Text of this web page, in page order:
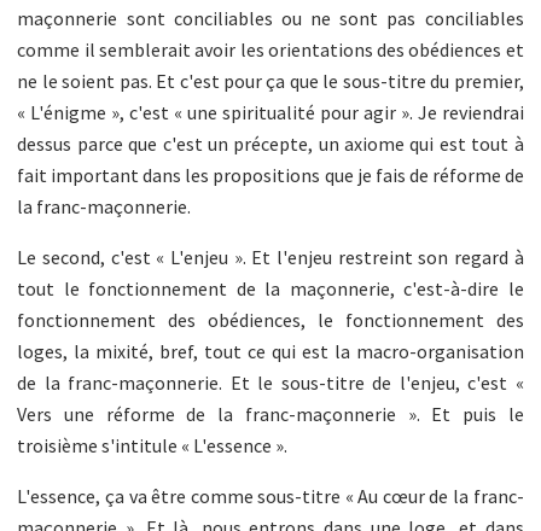
maçonnerie sont conciliables ou ne sont pas conciliables
comme il semblerait avoir les orientations des obédiences et
ne le soient pas. Et c'est pour ça que le sous-titre du premier,
« L'énigme », c'est « une spiritualité pour agir ». Je reviendrai
dessus parce que c'est un précepte, un axiome qui est tout à
fait important dans les propositions que je fais de réforme de
la franc-maçonnerie.
Le second, c'est « L'enjeu ». Et l'enjeu restreint son regard à
tout le fonctionnement de la maçonnerie, c'est-à-dire le
fonctionnement des obédiences, le fonctionnement des
loges, la mixité, bref, tout ce qui est la macro-organisation
de la franc-maçonnerie. Et le sous-titre de l'enjeu, c'est «
Vers une réforme de la franc-maçonnerie ». Et puis le
troisième s'intitule « L'essence ».
L'essence, ça va être comme sous-titre « Au cœur de la franc-